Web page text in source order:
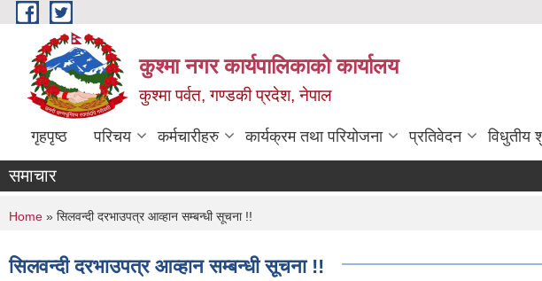
Skip to main content
कुश्मा नगर कार्यपालिकाको कार्यालय
कुश्मा पर्वत, गण्डकी प्रदेश, नेपाल
गृहपृष्ठ परिचय कर्मचारीहरु कार्यक्रम तथा परियोजना प्रतिवेदन विधुतीय
समाचार
You are here
Home » सिलवन्दी दरभाउपत्र आव्हान सम्बन्धी सूचना !!
सिलवन्दी दरभाउपत्र आव्हान सम्बन्धी सूचना !!